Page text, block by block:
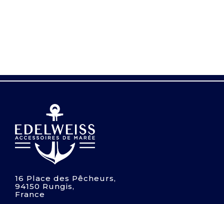
16 Place des Pêcheurs,
94150 Rungis,
France